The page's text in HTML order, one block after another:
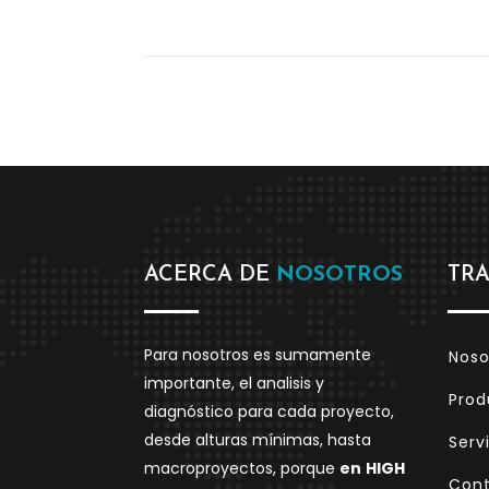
ACERCA DE NOSOTROS
Para nosotros es sumamente
importante, el analisis y
diagnóstico para cada proyecto,
desde alturas mínimas, hasta
macroproyectos, porque en HIGH